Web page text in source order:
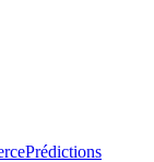
Prédictions